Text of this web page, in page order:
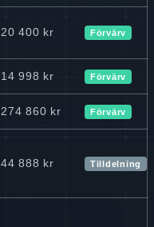
20 400 kr Förvärv
14 998 kr Förvärv
274 860 kr Förvärv
44 888 kr Tilldelning